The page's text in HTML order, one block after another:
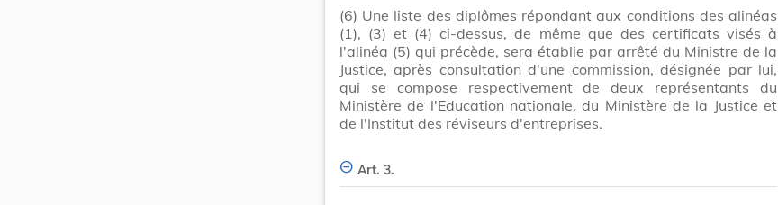
(6) Une liste des diplômes répondant aux conditions des alinéas
(1), (3) et (4) ci-dessus, de même que des certificats visés à
l'alinéa (5) qui précède, sera établie par arrêté du Ministre de la
Justice, après consultation d'une commission, désignée par lui,
qui se compose respectivement de deux représentants du
Ministère de l'Education nationale, du Ministère de la Justice et
de l'Institut des réviseurs d'entreprises.
Art. 3.